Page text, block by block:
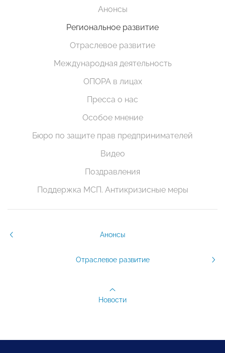
Анонсы
Региональное развитие
Отраслевое развитие
Международная деятельность
ОПОРА в лицах
Пресса о нас
Особое мнение
Бюро по защите прав предпринимателей
Видео
Поздравления
Поддержка МСП. Антикризисные меры
Анонсы
Отраслевое развитие
Новости